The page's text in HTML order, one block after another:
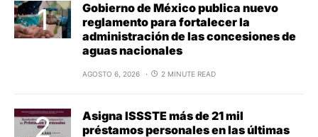
Gobierno de México publica nuevo
reglamento para fortalecer la
administración de las concesiones de
aguas nacionales
AGOSTO 6, 2026 2 MINUTE READ
Asigna ISSSTE más de 21 mil
préstamos personales en las últimas